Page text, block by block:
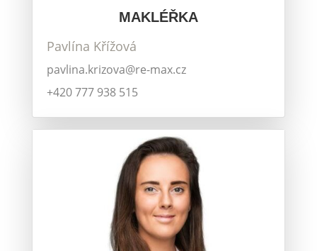
MAKLÉŘKA
Pavlína Křížová
pavlina.krizova@re-max.cz
+420 777 938 515